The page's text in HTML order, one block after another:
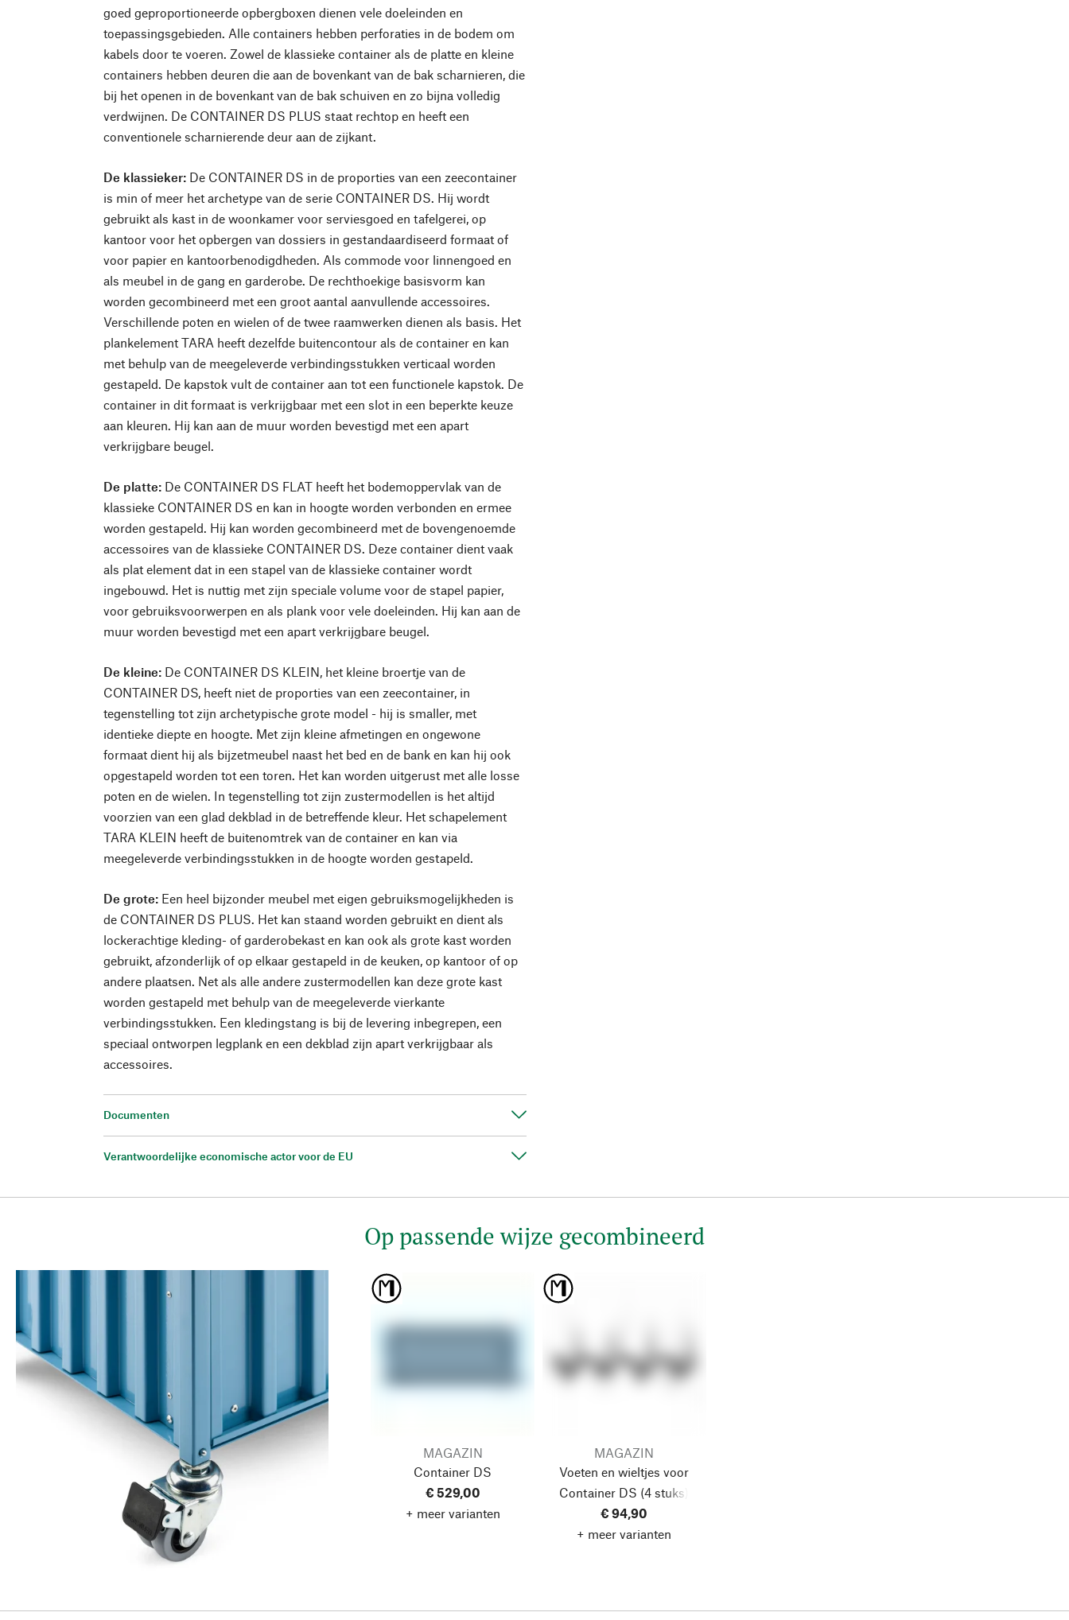
goed geproportioneerde opbergboxen dienen vele doeleinden en
toepassingsgebieden. Alle containers hebben perforaties in de bodem om
kabels door te voeren. Zowel de klassieke container als de platte en kleine
containers hebben deuren die aan de bovenkant van de bak scharnieren, die
bij het openen in de bovenkant van de bak schuiven en zo bijna volledig
verdwijnen. De CONTAINER DS PLUS staat rechtop en heeft een
conventionele scharnierende deur aan de zijkant.
De klassieker: De CONTAINER DS in de proporties van een zeecontainer
is min of meer het archetype van de serie CONTAINER DS. Hij wordt
gebruikt als kast in de woonkamer voor serviesgoed en tafelgerei, op
kantoor voor het opbergen van dossiers in gestandaardiseerd formaat of
voor papier en kantoorbenodigdheden. Als commode voor linnengoed en
als meubel in de gang en garderobe. De rechthoekige basisvorm kan
worden gecombineerd met een groot aantal aanvullende accessoires.
Verschillende poten en wielen of de twee raamwerken dienen als basis. Het
plankelement TARA heeft dezelfde buitencontour als de container en kan
met behulp van de meegeleverde verbindingsstukken verticaal worden
gestapeld. De kapstok vult de container aan tot een functionele kapstok. De
container in dit formaat is verkrijgbaar met een slot in een beperkte keuze
aan kleuren. Hij kan aan de muur worden bevestigd met een apart
verkrijgbare beugel.
De platte: De CONTAINER DS FLAT heeft het bodemoppervlak van de
klassieke CONTAINER DS en kan in hoogte worden verbonden en ermee
worden gestapeld. Hij kan worden gecombineerd met de bovengenoemde
accessoires van de klassieke CONTAINER DS. Deze container dient vaak
als plat element dat in een stapel van de klassieke container wordt
ingebouwd. Het is nuttig met zijn speciale volume voor de stapel papier,
voor gebruiksvoorwerpen en als plank voor vele doeleinden. Hij kan aan de
muur worden bevestigd met een apart verkrijgbare beugel.
De kleine: De CONTAINER DS KLEIN, het kleine broertje van de
CONTAINER DS, heeft niet de proporties van een zeecontainer, in
tegenstelling tot zijn archetypische grote model - hij is smaller, met
identieke diepte en hoogte. Met zijn kleine afmetingen en ongewone
formaat dient hij als bijzetmeubel naast het bed en de bank en kan hij ook
opgestapeld worden tot een toren. Het kan worden uitgerust met alle losse
poten en de wielen. In tegenstelling tot zijn zustermodellen is het altijd
voorzien van een glad dekblad in de betreffende kleur. Het schapelement
TARA KLEIN heeft de buitenomtrek van de container en kan via
meegeleverde verbindingsstukken in de hoogte worden gestapeld.
De grote: Een heel bijzonder meubel met eigen gebruiksmogelijkheden is
de CONTAINER DS PLUS. Het kan staand worden gebruikt en dient als
lockerachtige kleding- of garderobekast en kan ook als grote kast worden
gebruikt, afzonderlijk of op elkaar gestapeld in de keuken, op kantoor of op
andere plaatsen. Net als alle andere zustermodellen kan deze grote kast
worden gestapeld met behulp van de meegeleverde vierkante
verbindingsstukken. Een kledingstang is bij de levering inbegrepen, een
speciaal ontworpen legplank en een dekblad zijn apart verkrijgbaar als
accessoires.
Documenten
Verantwoordelijke economische actor voor de EU
Op passende wijze gecombineerd
MAGAZIN
Container DS
€ 529,00
+ meer varianten
MAGAZIN
Voeten en wieltjes voor
Container DS (4 stuks)
€ 94,90
+ meer varianten